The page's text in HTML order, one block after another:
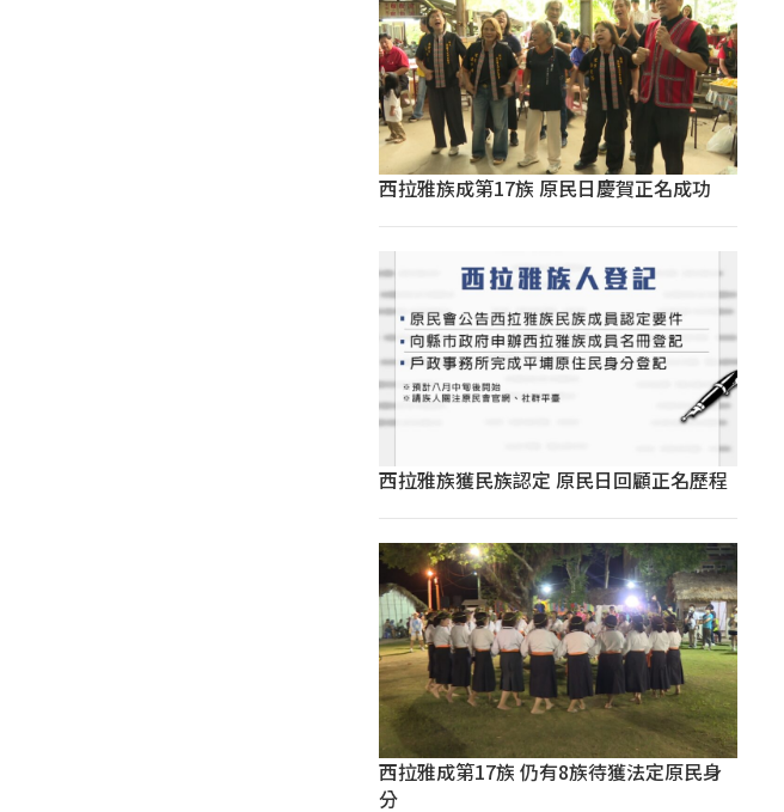
西拉雅族成第17族 原民日慶賀正名成功
西拉雅族獲民族認定 原民日回顧正名歷程
西拉雅成第17族 仍有8族待獲法定原民身
分